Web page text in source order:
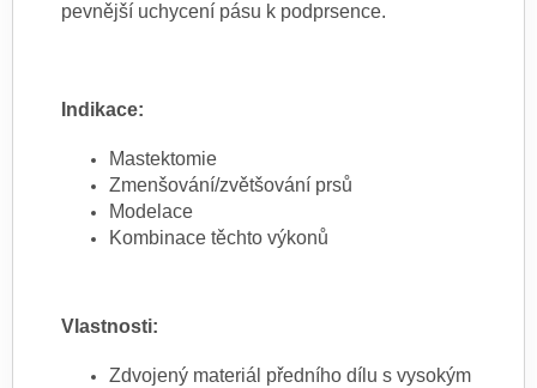
pevnější uchycení pásu k podprsence.
Indikace:
Mastektomie
Zmenšování/zvětšování prsů
Modelace
Kombinace těchto výkonů
Vlastnosti:
Zdvojený materiál předního dílu s vysokým